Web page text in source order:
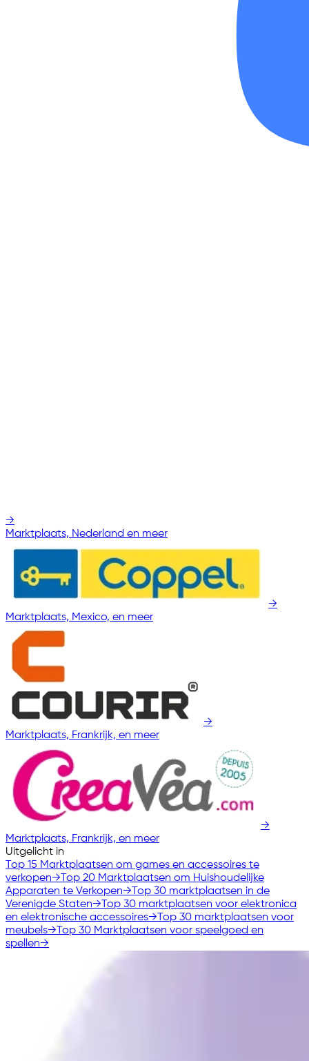
→
Marktplaats, Nederland en meer
→
Marktplaats, Mexico, en meer
→
Marktplaats, Frankrijk, en meer
→
Marktplaats, Frankrijk, en meer
Uitgelicht in
Top 15 Marktplaatsen om games en accessoires te
verkopen→ Top 20 Marktplaatsen om Huishoudelijke
Apparaten te Verkopen→ Top 30 marktplaatsen in de
Verenigde Staten→ Top 30 marktplaatsen voor elektronica
en elektronische accessoires→ Top 30 marktplaatsen voor
meubels→ Top 30 Marktplaatsen voor speelgoed en
spellen→